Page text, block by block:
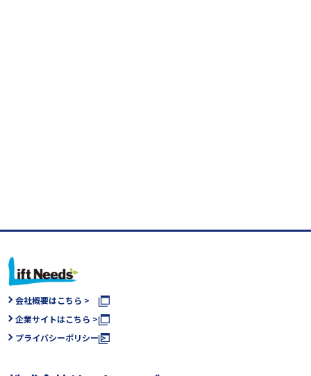
会社概要はこちら >
企業サイトはこちら >
プライバシーポリシー >